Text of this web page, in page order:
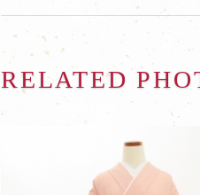
RELATED